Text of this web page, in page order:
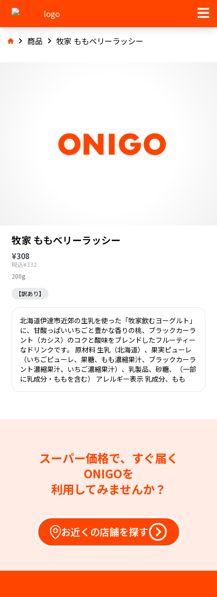
商品 牧家 ももベリーラッシー
牧家 ももベリーラッシー
¥308
税込¥332
200g
【訳あり】
北海道伊達市近郊の生乳を使った「牧家飲むヨーグルト」
に、甘酸っぱいいちごと豊かな香りの桃、ブラックカーラ
ント（カシス）のコクと酸味をブレンドしたフルーティー
なドリンクです。 原材料 生乳（北海道）、果実ピューレ
（いちごピューレ、果糖、もも濃縮果汁、ブラックカーラ
ント濃縮果汁、いちご濃縮果汁）、乳製品、砂糖、（一部
に乳成分・ももを含む） アレルギー表示 乳成分、もも
スーパー価格で、すぐ届く
ONIGOを
利用してみませんか？
お近くの店舗を探す